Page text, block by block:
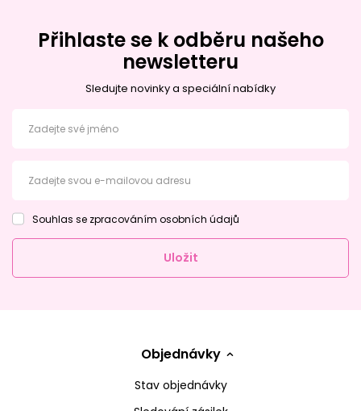
Přihlaste se k odběru našeho
newsletteru
Sledujte novinky a speciální nabídky
Zadejte své jméno
Zadejte svou e-mailovou adresu
Souhlas se zpracováním osobních údajů
Uložit
Objednávky
Stav objednávky